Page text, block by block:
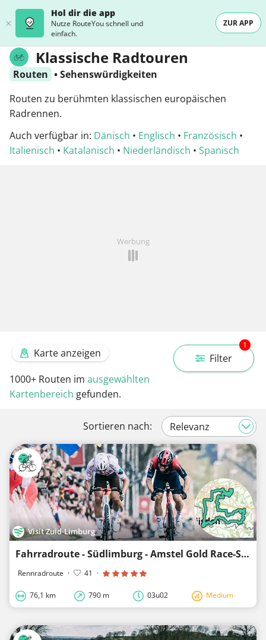
Hol dir die app
Nutze RouteYou schnell und
einfach.
ZUR APP
Klassische Radtouren
Routen •Sehenswürdigkeiten
Routen zu berühmten klassischen europäischen
Radrennen.
Auch verfügbar in: Dänisch • Englisch • Französisch •
Italienisch • Katalanisch • Niederländisch • Spanisch
Werbung
Filter
1
Karte anzeigen
1000+ Routen im ausgewählten
Kartenbereich gefunden.
Sortieren nach:
Visit Zuid-Limburg
Fahrradroute - Südlimburg - Amstel Gold Race-Schleife 3
Rennradroute · 41 ·
76,1 km 790 m 03u02 Medium